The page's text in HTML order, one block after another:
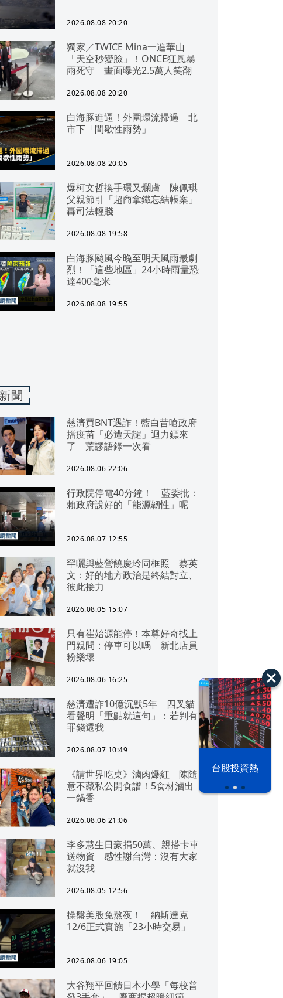
漢光42演習 台股投資熱
2026.08.08 20:20
獨家／TWICE Mina一進華山
「天空秒變臉」！ONCE狂風暴
雨死守 畫面曝光2.5萬人笑翻
2026.08.08 20:20
白海豚進逼！外圍環流掃過 北
市下「間歇性雨勢」
2026.08.08 20:05
爆柯文哲換手環又爛膚 陳佩琪
父親節引「超商拿鐵忘結帳案」
轟司法輕賤
2026.08.08 19:58
白海豚颱風今晚至明天風雨最劇
烈！「這些地區」24小時雨量恐
達400毫米
2026.08.08 19:55
聞
慈濟買BNT遇詐！藍白昔嗆政府
擋疫苗「必遭天譴」迴力鏢來
了 荒謬語錄一次看
2026.08.06 22:06
行政院停電40分鐘！ 藍委批：
賴政府說好的「能源韌性」呢
2026.08.07 12:55
罕曬與藍營饒慶玲同框照 蔡英
文：好的地方政治是終結對立、
彼此接力
2026.08.05 15:07
只有崔始源能停！本尊好奇找上
門親問：停車可以嗎 新北店員
粉樂壞
2026.08.06 16:25
慈濟遭詐10億沉默5年 四叉貓
看聲明「重點就這句」：若判有
罪錢還我
2026.08.07 10:49
《請世界吃桌》滷肉爆紅 陳隨
意不藏私公開食譜！5食材滷出
一鍋香
2026.08.06 21:06
李多慧生日豪捐50萬、親搭卡車
送物資 感性謝台灣：沒有大家
就沒我
2026.08.05 12:56
操盤美股免熬夜！ 納斯達克
12/6正式實施「23小時交易」
2026.08.06 19:05
大谷翔平回饋日本小學「每校普